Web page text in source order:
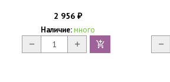
2 956 ₽
Наличие: много